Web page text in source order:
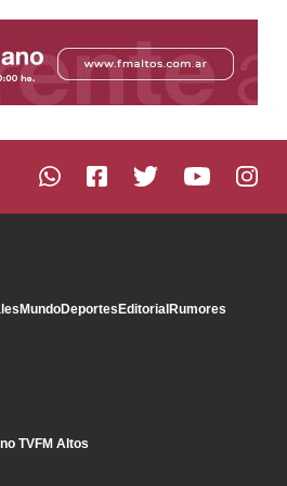
MundoDeportesEditorialRumores
TVFM Altos